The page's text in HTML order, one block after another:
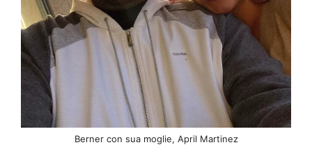
Berner con sua moglie, April Martinez